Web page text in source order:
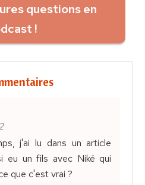
questions en
!
j'ai lu dans un article
eu un fils avec Niké qui
que c'est vrai ?